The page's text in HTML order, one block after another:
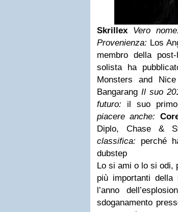
Skrillex Vero
Provenienza: Los
membro della
solista ha
Monsters and
Bangarang Il suo
futuro: il suo
piacere anche:
Diplo, Chase &
classifica: perché
dubstep
Lo si ami o lo si odi,
più importanti della
l’anno
sdoganamento